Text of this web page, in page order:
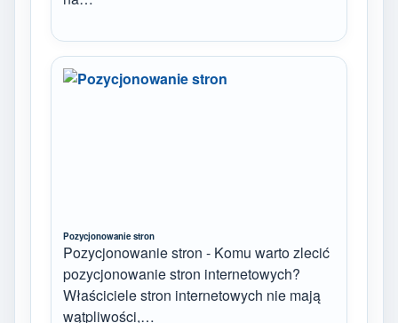
Pozycjonowanie stron
Pozycjonowanie stron - Komu warto zlecić
pozycjonowanie stron internetowych?
Właściciele stron internetowych nie mają
wątpliwości,…